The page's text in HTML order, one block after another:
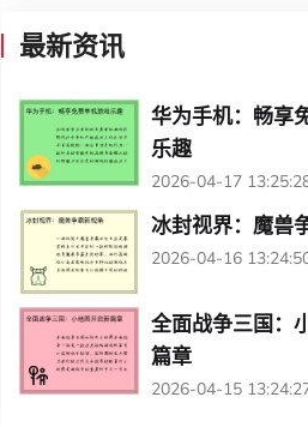
最新资讯
华为手机：畅享
乐趣
2026-04-17
冰封视界：魔兽
2026-04-16
全面战争三国：
篇章
2026-04-15